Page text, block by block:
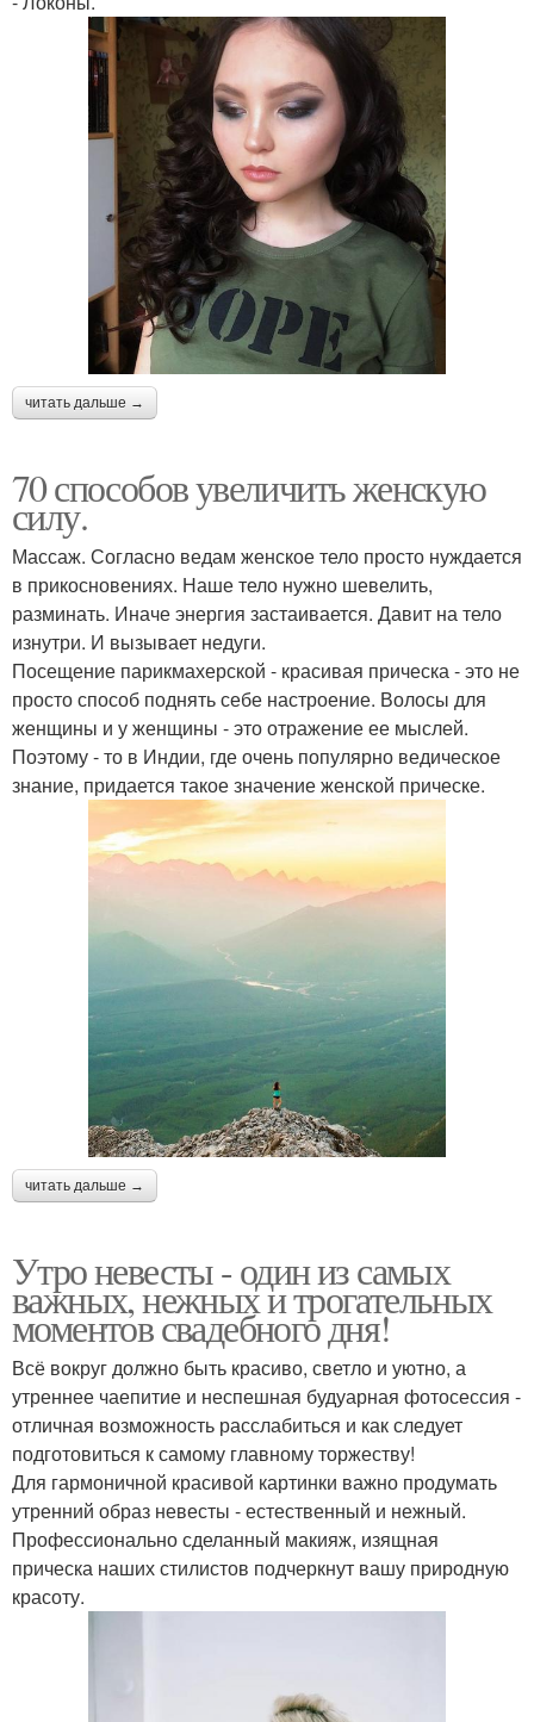
читать дальше →
70 способов увеличить женскую
силу.
Массаж. Согласно ведам женское тело просто нуждается
в прикосновениях. Наше тело нужно шевелить,
разминать. Иначе энергия застаивается. Давит на тело
изнутри. И вызывает недуги.
Посещение парикмахерской - красивая прическа - это не
просто способ поднять себе настроение. Волосы для
женщины и у женщины - это отражение ее мыслей.
Поэтому - то в Индии, где очень популярно ведическое
знание, придается такое значение женской прическе.
читать дальше →
Утро невесты - один из самых
важных, нежных и трогательных
моментов свадебного дня!
Всё вокруг должно быть красиво, светло и уютно, а
утреннее чаепитие и неспешная будуарная фотосессия -
отличная возможность расслабиться и как следует
подготовиться к самому главному торжеству!
Для гармоничной красивой картинки важно продумать
утренний образ невесты - естественный и нежный.
Профессионально сделанный макияж, изящная
прическа наших стилистов подчеркнут вашу природную
красоту.